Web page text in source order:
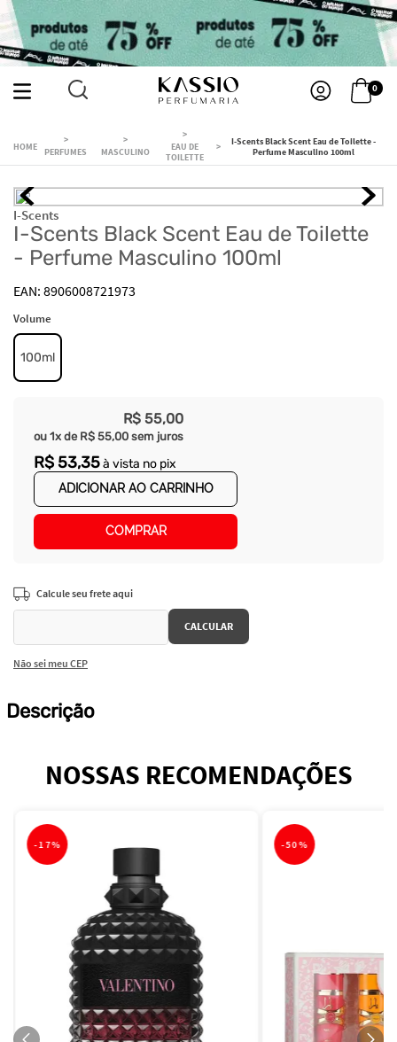
0
PERFUMES MASCULINO
EAU DE
TOILETTE
I-Scents Black Scent Eau de Toilette -
Perfume Masculino 100ml
I-Scents
I-Scents Black Scent Eau de Toilette
- Perfume Masculino 100ml
8906008721973
Volume
100ml
R$ 55,00
ou 1x de R$ 55,00 sem juros
R$53,35à vista no pix
ADICIONAR AO CARRINHO
COMPRAR
Não sei meu CEP
Descrição
NOSSAS RECOMENDAÇÕES
-17% -50%